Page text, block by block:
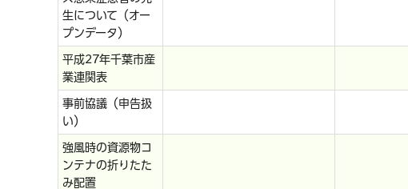
生について（オー
プンデータ）
平成27年千葉市産
業連関表
事前協議（申告扱
い）
強風時の資源物コ
ンテナの折りたた
み配置